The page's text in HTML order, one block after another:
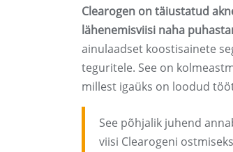
Clearogen on täiustatud
lähenemisviisi naha
ainulaadset koostisainete
teguritele. See on
millest igaüks on loodud
See põhjalik juhend
viisi Clearogeni